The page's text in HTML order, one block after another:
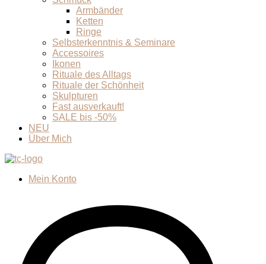
Armbänder
Ketten
Ringe
Selbsterkenntnis & Seminare
Accessoires
Ikonen
Rituale des Alltags
Rituale der Schönheit
Skulpturen
Fast ausverkauft!
SALE bis -50%
NEU
Über Mich
Mein Konto